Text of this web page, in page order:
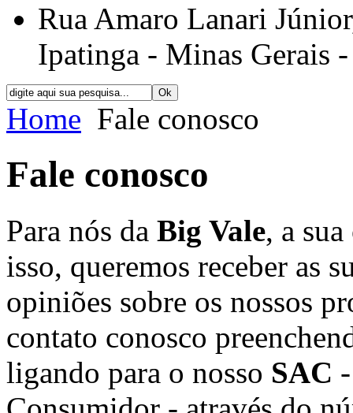
Rua Amaro Lanari
Ipatinga - Minas Gerais
Home Fale conosco
Fale conosco
Para nós da Big Vale, a
isso, queremos receber as
opiniões sobre os nossos
contato conosco
ligando para o nosso SAC